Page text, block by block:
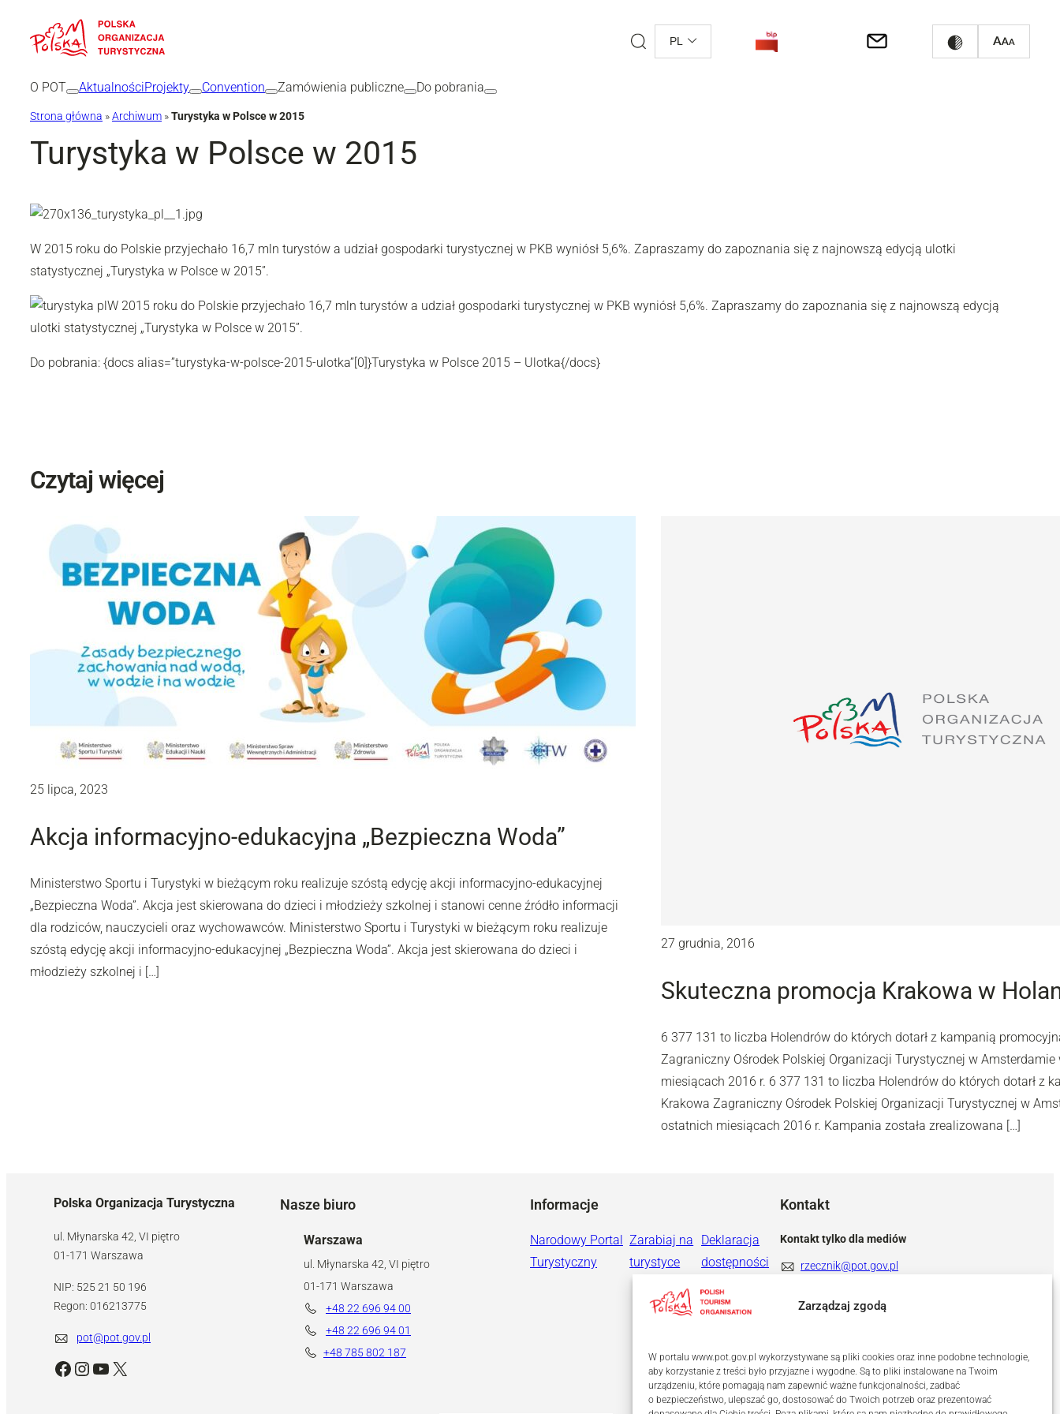
Zarządzaj zgodą
W portalu www.pot.gov.pl wykorzystywane są pliki cookies oraz inne podobne technologie,
aby korzystanie z treści było przyjazne i wygodne. Są to pliki instalowane na Twoim
urządzeniu, które pomagają nam zapewnić ważne funkcjonalności, zadbać
o bezpieczeństwo, ulepszać go, dostosować do Twoich potrzeb oraz prezentować
PL
O POT AktualnościProjekty Convention Zamówienia publiczne Do pobrania
Strona główna »Archiwum »Turystyka w Polsce w 2015
Turystyka w Polsce w 2015
W 2015 roku do Polskie przyjechało 16,7 mln turystów a udział gospodarki turystycznej w PKB wyniósł 5,6%. Zapraszamy do zapoznania się z najnowszą edycją ulotki
statystycznej „Turystyka w Polsce w 2015”.
W 2015 roku do Polskie przyjechało 16,7 mln turystów a udział gospodarki turystycznej w PKB wyniósł 5,6%. Zapraszamy do zapoznania się z najnowszą edycją
ulotki statystycznej „Turystyka w Polsce w 2015”.
Do pobrania: {docs alias=”turystyka-w-polsce-2015-ulotka”[0]}Turystyka w Polsce 2015 – Ulotka{/docs}
Czytaj więcej
25 lipca, 2023
Akcja informacyjno-edukacyjna „Bezpieczna Woda”
Ministerstwo Sportu i Turystyki w bieżącym roku realizuje szóstą edycję akcji informacyjno-edukacyjnej
„Bezpieczna Woda”. Akcja jest skierowana do dzieci i młodzieży szkolnej i stanowi cenne źródło informacji
dla rodziców, nauczycieli oraz wychowawców. Ministerstwo Sportu i Turystyki w bieżącym roku realizuje
szóstą edycję akcji informacyjno-edukacyjnej „Bezpieczna Woda”. Akcja jest skierowana do dzieci i
młodzieży szkolnej i […]
27 grudnia, 2016
Skuteczna promocja Krakowa w
6 377 131 to liczba Holendrów do których dotarł z kampanią
Zagraniczny Ośrodek Polskiej Organizacji Turystycznej w
miesiącach 2016 r. 6 377 131 to liczba Holendrów do których dotarł z
Krakowa Zagraniczny Ośrodek Polskiej Organizacji Turystycznej w
ostatnich miesiącach 2016 r. Kampania została zrealizowana […]
Polska Organizacja Turystyczna
ul. Młynarska 42, VI piętro
01-171 Warszawa
NIP: 525 21 50 196
Regon: 016213775
pot@pot.gov.pl
Facebook Instagram YouTube X
Nasze biuro
Warszawa
ul. Młynarska 42, VI piętro
01-171 Warszawa
+48 22 696 94 00
+48 22 696 94 01
+48 785 802 187
Informacje
Narodowy Portal
Turystyczny
Zarabiaj na
turystyce
Deklaracja
dostępności
Kontakt
Kontakt tylko dla mediów
rzecznik@pot.gov.pl